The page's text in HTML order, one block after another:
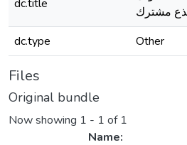
dc.title
مشترك
dc.type
Other
Files
Original bundle
Now showing 1 - 1 of 1
Name: